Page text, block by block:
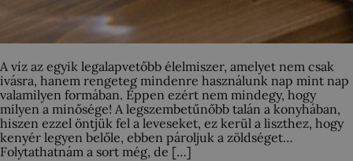
A víz az egyik legalapvetőbb élelmiszer, amelyet nem csak
ivásra, hanem rengeteg mindenre használunk nap mint nap
valamilyen formában. Éppen ezért nem mindegy, hogy
milyen a minősége! A legszembetűnőbb talán a konyhában,
hiszen ezzel öntjük fel a leveseket, ez kerül a liszthez, hogy
kenyér legyen belőle, ebben pároljuk a zöldséget…
Folytathatnám a sort még, de […]